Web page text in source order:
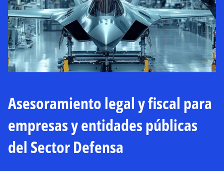
Asesoramiento legal y fiscal para
empresas y entidades públicas
del Sector Defensa